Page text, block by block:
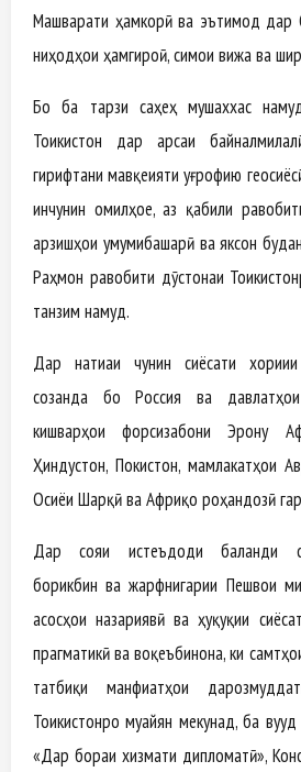
Машварати ҳамкорӣ ва эътимод дар
ниҳодҳои ҳамгироӣ, симои вижа ва
Бо ба тарзи саҳеҳ мушаххас
Тоҷикистон дар арсаи
гирифтани мавқеияти ҷуғрофию
инчунин омилҳое, аз қабили
арзишҳои умумибашарӣ ва яксон
Раҳмон равобити дӯстонаи
танзим намуд.
Дар натиҷаи чунин сиёсати
созанда бо Россия ва
кишварҳои форсизабони Эрону
Ҳиндустон, Покистон, мамлакатҳои
Осиёи Шарқӣ ва Африқо роҳандозӣ
Дар сояи истеъдоди баланди
борикбин ва жарфнигарии Пешвои
асосҳои назариявӣ ва ҳуқуқии
прагматикӣ ва воқеъбинона, ки
татбиқи манфиатҳои
Тоҷикистонро муайян мекунад, ба
«Дар бораи хизмати дипломатӣ»,